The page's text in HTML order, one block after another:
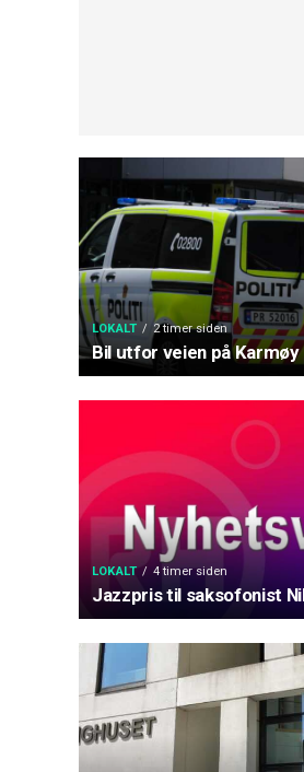
LOKALT 2 timer siden
Bil utfor veien på Karmøy
LOKALT 4 timer siden
Jazzpris til saksofonist